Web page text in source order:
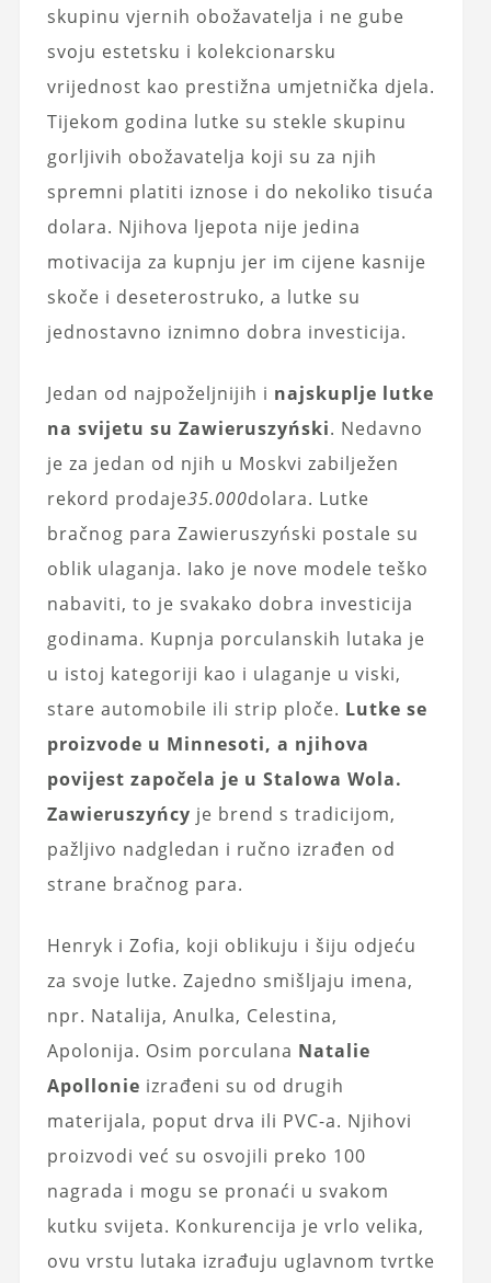
skupinu vjernih obožavatelja i ne gube
svoju estetsku i kolekcionarsku
vrijednost kao prestižna umjetnička djela.
Tijekom godina lutke su stekle skupinu
gorljivih obožavatelja koji su za njih
spremni platiti iznose i do nekoliko tisuća
dolara. Njihova ljepota nije jedina
motivacija za kupnju jer im cijene kasnije
skoče i deseterostruko, a lutke su
jednostavno iznimno dobra investicija.
Jedan od najpoželjnijih i najskuplje lutke
na svijetu su Zawieruszyński. Nedavno
je za jedan od njih u Moskvi zabilježen
rekord prodaje35.000dolara. Lutke
bračnog para Zawieruszyński postale su
oblik ulaganja. Iako je nove modele teško
nabaviti, to je svakako dobra investicija
godinama. Kupnja porculanskih lutaka je
u istoj kategoriji kao i ulaganje u viski,
stare automobile ili strip ploče. Lutke se
proizvode u Minnesoti, a njihova
povijest započela je u Stalowa Wola.
Zawieruszyńcy je brend s tradicijom,
pažljivo nadgledan i ručno izrađen od
strane bračnog para.
Henryk i Zofia, koji oblikuju i šiju odjeću
za svoje lutke. Zajedno smišljaju imena,
npr. Natalija, Anulka, Celestina,
Apolonija. Osim porculana Natalie
Apollonie izrađeni su od drugih
materijala, poput drva ili PVC-a. Njihovi
proizvodi već su osvojili preko 100
nagrada i mogu se pronaći u svakom
kutku svijeta. Konkurencija je vrlo velika,
ovu vrstu lutaka izrađuju uglavnom tvrtke